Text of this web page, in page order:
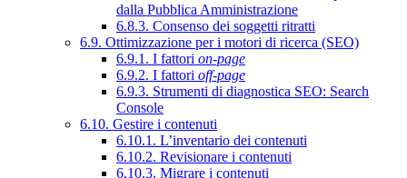
dalla Pubblica Amministrazione
6.8.3. Consenso dei soggetti ritratti
6.9. Ottimizzazione per i motori di ricerca (SEO)
6.9.1. I fattori on-page
6.9.2. I fattori off-page
6.9.3. Strumenti di diagnostica SEO: Search
Console
6.10. Gestire i contenuti
6.10.1. L’inventario dei contenuti
6.10.2. Revisionare i contenuti
6.10.3. Migrare i contenuti